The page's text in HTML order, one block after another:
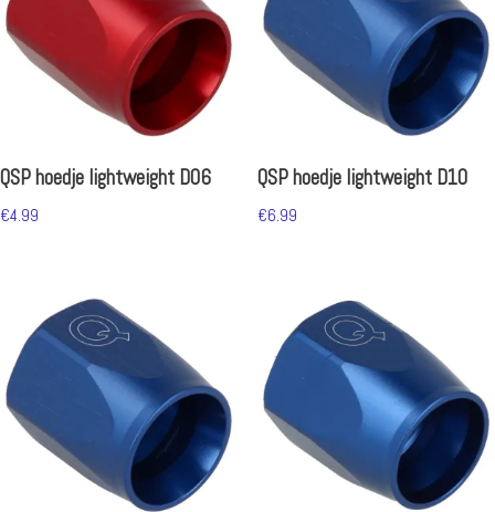
QSP hoedje lightweight D06
€4.99
QSP hoedje lightweight D10
€6.99